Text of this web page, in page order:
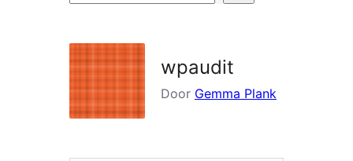
wpaudit
Door Gemma Plank